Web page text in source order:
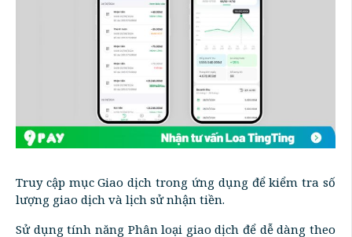
Truy cập mục Giao dịch trong ứng dụng để kiểm tra số
lượng giao dịch và lịch sử nhận tiền.
Sử dụng tính năng Phân loại giao dịch để dễ dàng theo